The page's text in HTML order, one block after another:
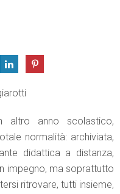
altro anno scolastico,
normalità: archiviata,
didattica a distanza,
impegno, ma soprattutto
ritrovare, tutti insieme,